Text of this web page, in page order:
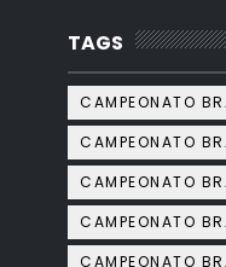
TAGS
CAMPEONATO
CAMPEONATO
CAMPEONATO
CAMPEONATO
CAMPEONATO